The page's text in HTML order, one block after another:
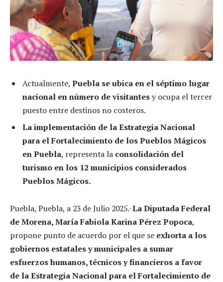
Actualmente, Puebla se ubica en el séptimo lugar
nacional en número de visitantesy ocupa el tercer
puesto entre destinos no costeros.
La implementación de la Estrategia Nacional
para el Fortalecimiento de los Pueblos Mágicos
en Puebla, representa la consolidación del
turismo en los 12 municipios considerados
Pueblos Mágicos.
Puebla, Puebla, a 23 de Julio 2025.-La Diputada Federal
de Morena, María Fabiola Karina Pérez Popoca,
propone punto de acuerdo por el que se exhorta a los
gobiernos estatales y municipales a sumar
esfuerzos humanos, técnicos y financieros a favor
de la Estrategia Nacional para el Fortalecimiento de